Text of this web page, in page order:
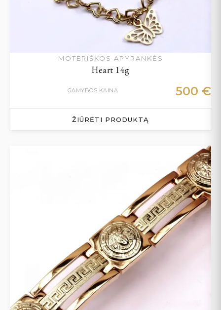
MOTERIŠKOS APYRANKĖS
Heart 14g
GAMYBOS KAINA 500 €
ŽIŪRĖTI PRODUKTĄ